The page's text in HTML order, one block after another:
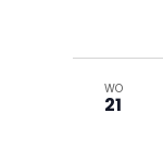
WO
21